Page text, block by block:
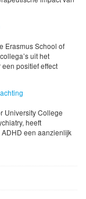
Erasmus School of
uit het
positief effect
University College
heeft
een aanzienlijk